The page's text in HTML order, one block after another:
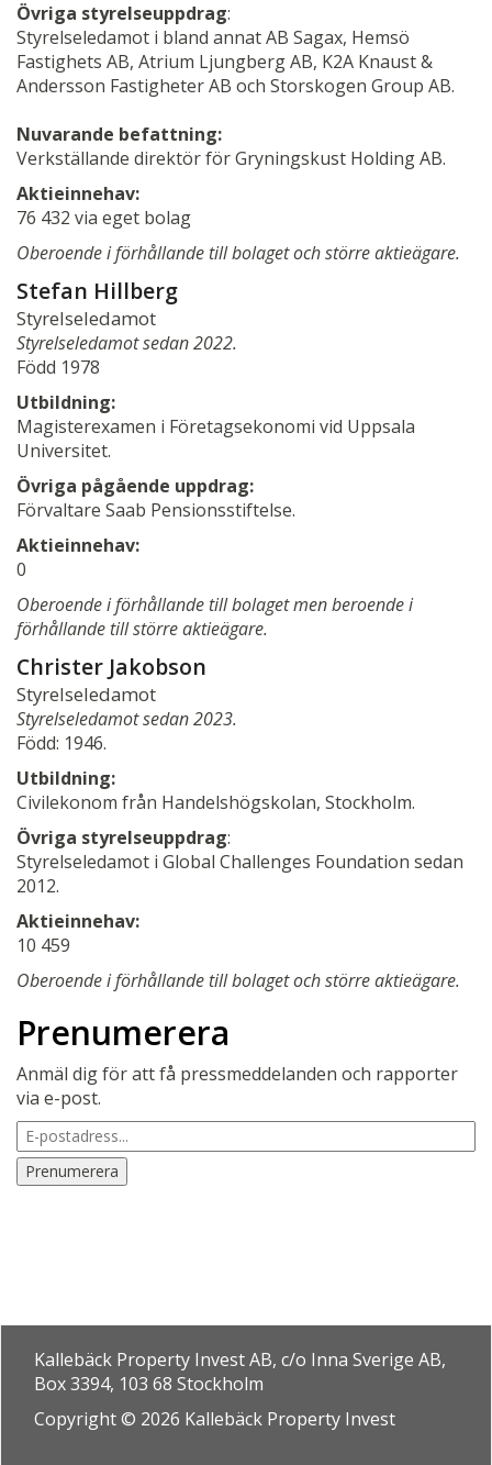
Övriga styrelseuppdrag:
Styrelseledamot i bland annat AB Sagax, Hemsö
Fastighets AB, Atrium Ljungberg AB, K2A Knaust &
Andersson Fastigheter AB och Storskogen Group AB.
Nuvarande befattning:
Verkställande direktör för Gryningskust Holding AB.
Aktieinnehav:
76 432 via eget bolag
Oberoende i förhållande till bolaget och större aktieägare.
Stefan Hillberg
Styrelseledamot
Styrelseledamot sedan 2022.
Född 1978
Utbildning:
Magisterexamen i Företagsekonomi vid Uppsala
Universitet.
Övriga pågående uppdrag:
Förvaltare Saab Pensionsstiftelse.
Aktieinnehav:
0
Oberoende i förhållande till bolaget men beroende i
förhållande till större aktieägare.
Christer Jakobson
Styrelseledamot
Styrelseledamot sedan 2023.
Född: 1946.
Utbildning:
Civilekonom från Handelshögskolan, Stockholm.
Övriga styrelseuppdrag:
Styrelseledamot i Global Challenges Foundation sedan
2012.
Aktieinnehav:
10 459
Oberoende i förhållande till bolaget och större aktieägare.
Prenumerera
Anmäl dig för att få pressmeddelanden och rapporter
via e-post.
Kallebäck Property Invest AB, c/o Inna Sverige AB,
Box 3394, 103 68 Stockholm
Copyright © 2026 Kallebäck Property Invest